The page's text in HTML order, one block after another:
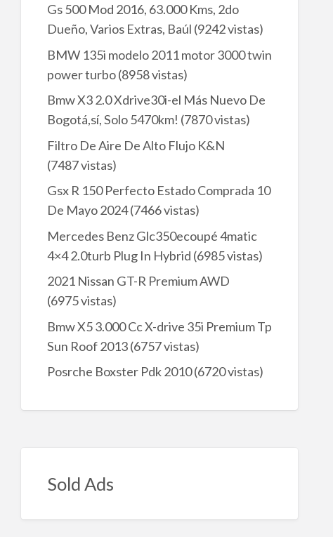
Gs 500 Mod 2016, 63.000 Kms, 2do
Dueño, Varios Extras, Baúl (9242 vistas)
BMW 135i modelo 2011 motor 3000 twin
power turbo(8958 vistas)
Bmw X3 2.0 Xdrive30i-el Más Nuevo De
Bogotá,sí, Solo 5470km! (7870 vistas)
Filtro De Aire De Alto Flujo K&N
(7487 vistas)
Gsx R 150 Perfecto Estado Comprada 10
De Mayo 2024(7466 vistas)
Mercedes Benz Glc350ecoupé 4matic
4×4 2.0turb Plug In Hybrid (6985 vistas)
2021 Nissan GT-R Premium AWD
(6975 vistas)
Bmw X5 3.000 Cc X-drive 35i Premium Tp
Sun Roof 2013(6757 vistas)
Posrche Boxster Pdk 2010(6720 vistas)
Sold Ads